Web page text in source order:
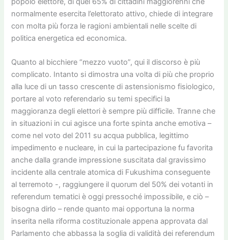
normalmente esercita l’elettorato attivo, chiede di integrare
con molta più forza le ragioni ambientali nelle scelte di
politica energetica ed economica.
Quanto al bicchiere “mezzo vuoto”, qui il discorso è più
complicato. Intanto si dimostra una volta di più che proprio
alla luce di un tasso crescente di astensionismo fisiologico,
portare al voto referendario su temi specifici la
maggioranza degli elettori è sempre più difficile. Tranne che
in situazioni in cui agisce una forte spinta anche emotiva –
come nel voto del 2011 su acqua pubblica, legittimo
impedimento e nucleare, in cui la partecipazione fu favorita
anche dalla grande impressione suscitata dal gravissimo
incidente alla centrale atomica di Fukushima conseguente
al terremoto -, raggiungere il quorum del 50% dei votanti in
referendum tematici è oggi pressoché impossibile, e ciò –
bisogna dirlo – rende quanto mai opportuna la norma
inserita nella riforma costituzionale appena approvata dal
Parlamento che abbassa la soglia di validità dei referendum